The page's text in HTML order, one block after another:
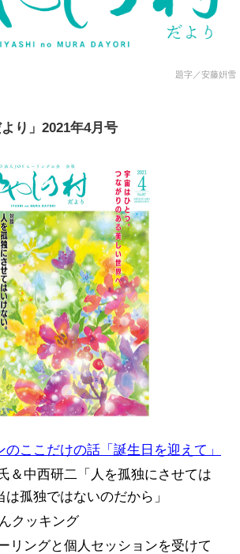
題字／安藤姸雪
より」2021年4月号
ここだけの話「誕生日を迎えて」
＆中西研二「人を孤独にさせては
孤独ではないのだから」
クッキング
リングと個人セッションを受けて